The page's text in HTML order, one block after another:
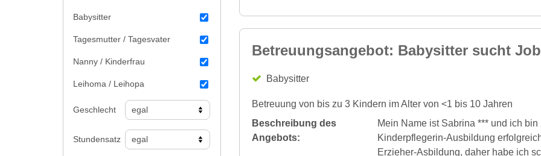
Babysitter
Tagesmutter / Tagesvater
Nanny / Kinderfrau
Leihoma / Leihopa
Geschlecht
Stundensatz
Betreuungsangebot: Babysitter sucht Job
Babysitter
Betreuung von bis zu 3 Kindern im Alter von <1 bis 10 Jahren
Beschreibung des
Angebots:
Mein Name ist Sabrina *** und ich
Kinderpflegerin-Ausbildung
Erzieher-Asbildung, daher habe ich